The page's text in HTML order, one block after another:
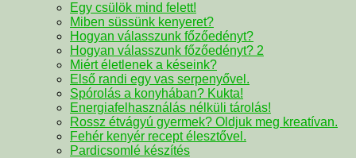
Egy csülök mind felett!
Miben süssünk kenyeret?
Hogyan válasszunk főzőedényt?
Hogyan válasszunk főzőedényt? 2
Miért életlenek a késeink?
Első randi egy vas serpenyővel.
Spórolás a konyhában? Kukta!
Energiafelhasználás nélküli tárolás!
Rossz étvágyú gyermek? Oldjuk meg kreatívan.
Fehér kenyér recept élesztővel.
Pardicsomlé készítés